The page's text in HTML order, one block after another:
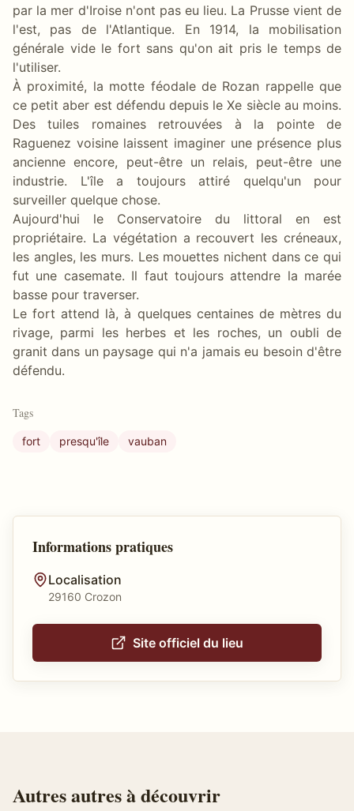
par la mer d'Iroise n'ont pas eu lieu. La Prusse vient de
l'est, pas de l'Atlantique. En 1914, la mobilisation
générale vide le fort sans qu'on ait pris le temps de
l'utiliser.
À proximité, la motte féodale de Rozan rappelle que
ce petit aber est défendu depuis le Xe siècle au moins.
Des tuiles romaines retrouvées à la pointe de
Raguenez voisine laissent imaginer une présence plus
ancienne encore, peut-être un relais, peut-être une
industrie. L'île a toujours attiré quelqu'un pour
surveiller quelque chose.
Aujourd'hui le Conservatoire du littoral en est
propriétaire. La végétation a recouvert les créneaux,
les angles, les murs. Les mouettes nichent dans ce qui
fut une casemate. Il faut toujours attendre la marée
basse pour traverser.
Le fort attend là, à quelques centaines de mètres du
rivage, parmi les herbes et les roches, un oubli de
granit dans un paysage qui n'a jamais eu besoin d'être
défendu.
Tags
fort presqu'île vauban
Informations pratiques
Localisation
29160 Crozon
Site officiel du lieu
Autresautresà découvrir